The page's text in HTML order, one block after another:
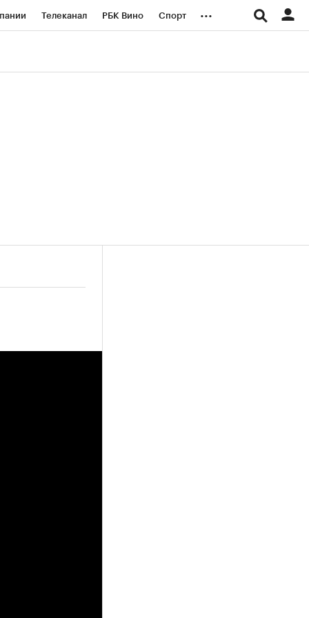
Телеканал РБК Вино Спорт ...